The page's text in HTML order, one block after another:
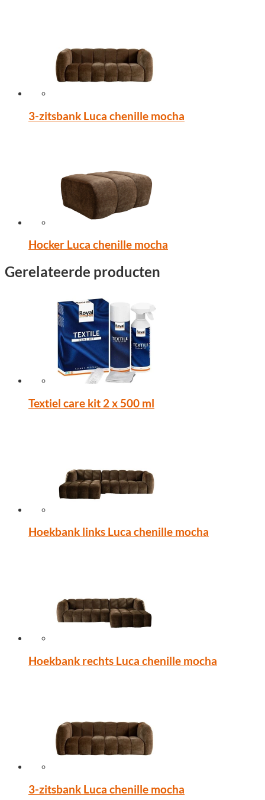
3-zitsbank Luca chenille mocha
Hocker Luca chenille mocha
Gerelateerde producten
Textiel care kit 2 x 500 ml
Hoekbank links Luca chenille mocha
Hoekbank rechts Luca chenille mocha
3-zitsbank Luca chenille mocha